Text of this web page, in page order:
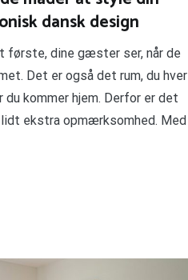
dansk design
første, dine gæster ser, når de
Det er også det rum, du hver
du kommer hjem. Derfor er det
ekstra opmærksomhed. Med